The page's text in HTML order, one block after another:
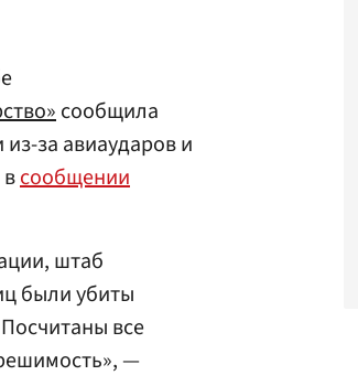
сообщила
за авиаударов и
сообщении
штаб
были убиты
все
—